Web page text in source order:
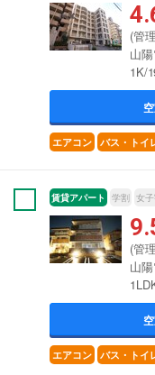
(管
山
1K/
エアコン バス・トイ
賃貸アパート 学割 女
(管
山
エアコン バス・トイ